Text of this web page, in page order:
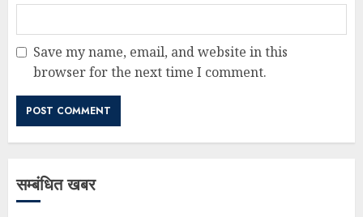
Save my name, email, and website in this
browser for the next time I comment.
सम्बंधित खबर